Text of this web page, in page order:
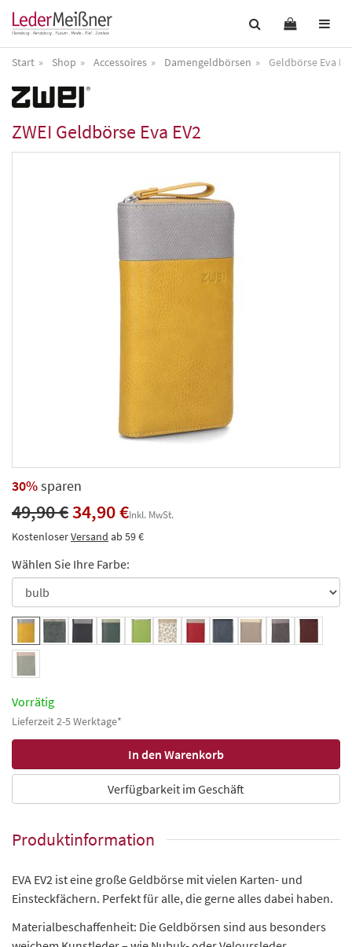
Start Shop Accessoires Damengeldbörsen Geldbörse Eva
ZWEI Geldbörse Eva EV2
30%sparen
49,90 €34,90 €Inkl. MwSt.
KostenloserVersand ab 59 €
Wählen Sie Ihre Farbe:
Vorrätig
Lieferzeit 2-5 Werktage*
Verfügbarkeit im Geschäft
Produktinformation
EVA EV2 ist eine große Geldbörse mit vielen Karten- und
Einsteckfächern. Perfekt für alle, die gerne alles dabei haben.
Materialbeschaffenheit: Die Geldbörsen sind aus besonders